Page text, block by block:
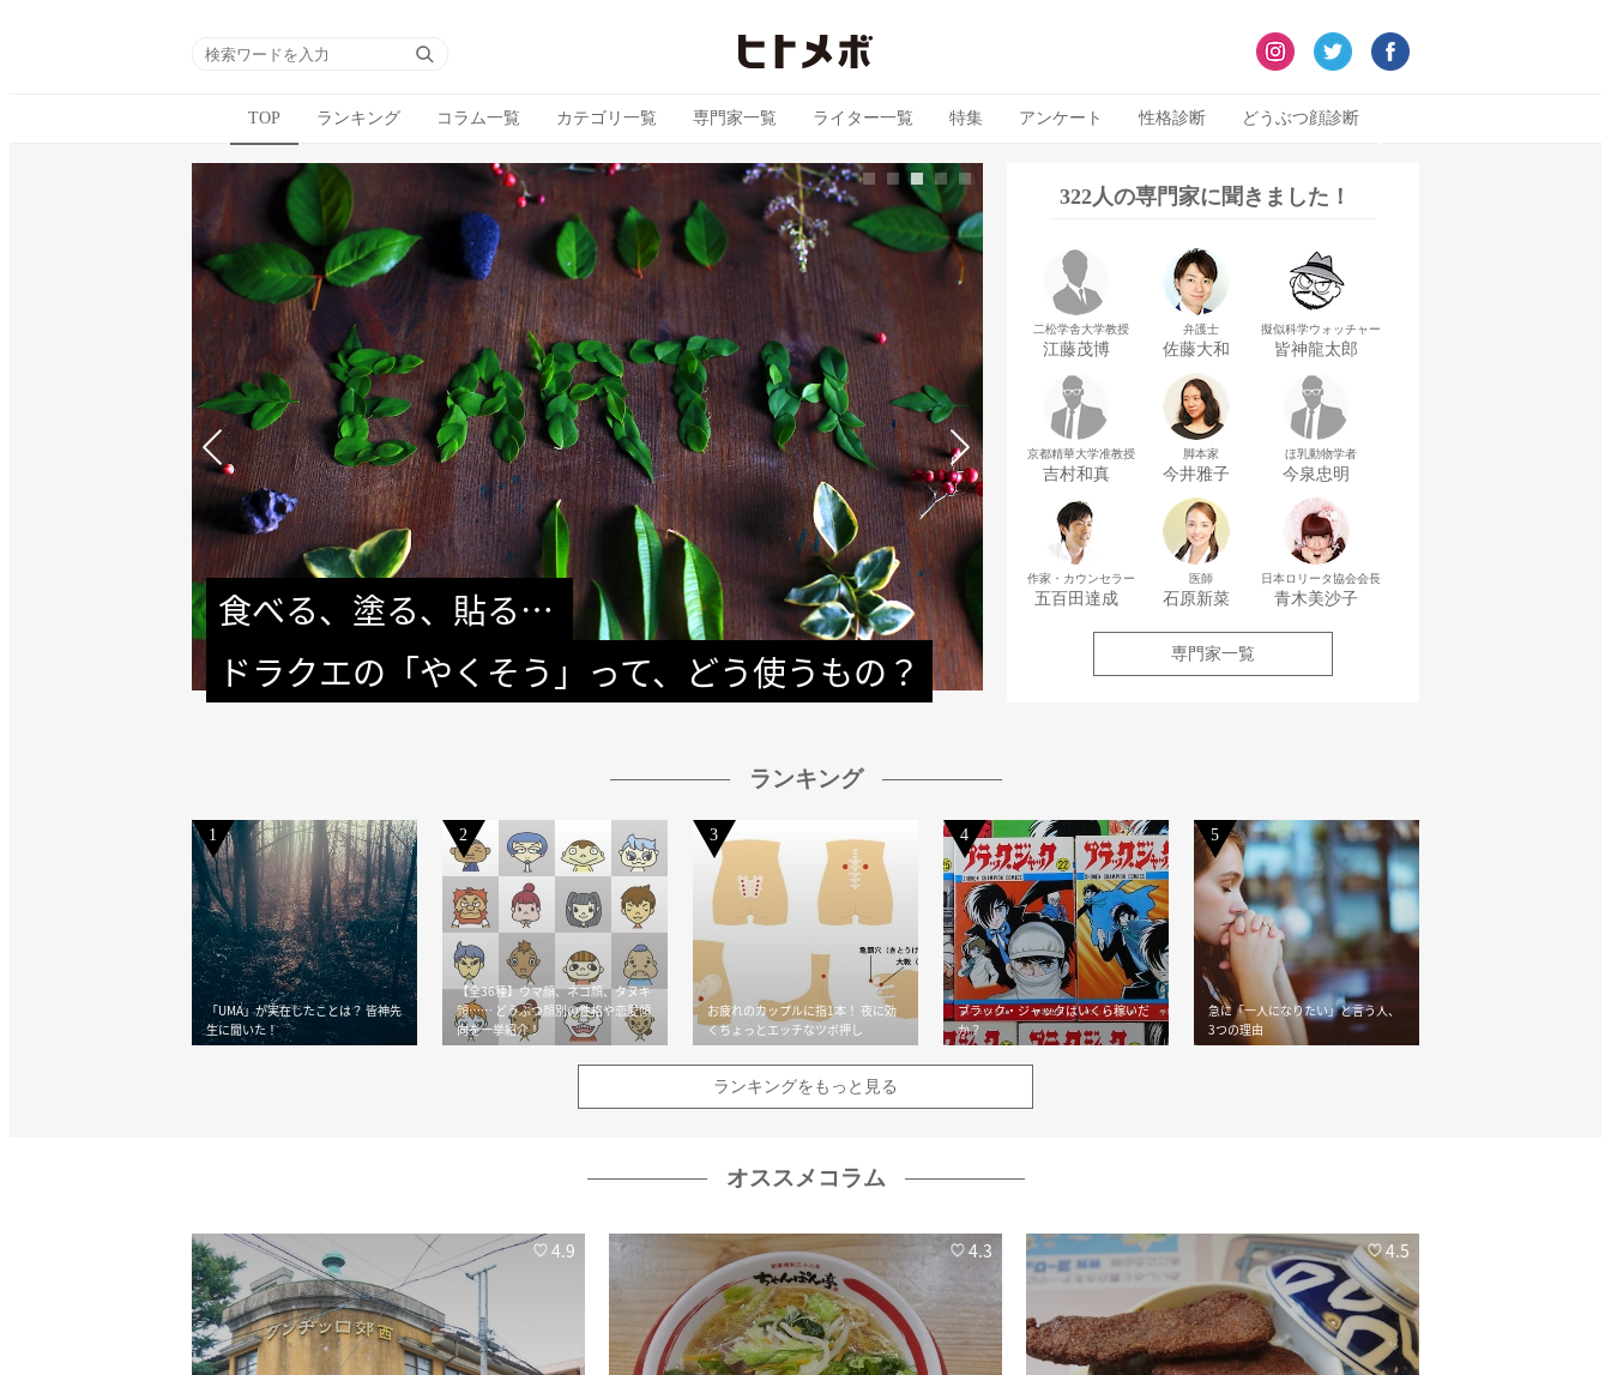
TOP ランキング コラム一覧 カテゴリ一覧 専門家一覧 ライター一覧 特集 アンケート 性格診断 どうぶつ顔診断
食べる、塗る、貼る…
ドラクエの「やくそう」って、どう使うもの？
取材・実演：放送作家
【特集】酒席で〝クスッ〟を誘う
「大人のおしぼり芸」
322人の専門家に聞きました！
二松学舎大学教授
江藤茂博
弁護士
佐藤大和
擬似科学ウォッチャー
皆神龍太郎
京都精華大学准教授
吉村和真
脚本家
今井雅子
ほ乳動物学者
今泉忠明
作家・カウンセラー
五百田達成
医師
石原新菜
日本ロリータ協会会長
青木美沙子
専門家一覧
ランキング
1
「UMA」が実在したことは？ 皆神先
生に聞いた！
2
【全36種】ウマ顔、ネコ顔、タヌキ
顔…… どうぶつ顔別の性格や恋愛傾
向を一挙紹介！
3
お疲れのカップルに指1本！ 夜に効
くちょっとエッチなツボ押し
4
ブラック・ジャックはいくら稼いだ
か？
5
急に「一人になりたい」と言う人、
3つの理由
ランキングをもっと見る
オススメコラム
4.9 4.3 4.5